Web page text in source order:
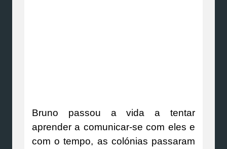
Bruno passou a vida a tentar
aprender a comunicar-se com eles e
com o tempo, as colónias passaram